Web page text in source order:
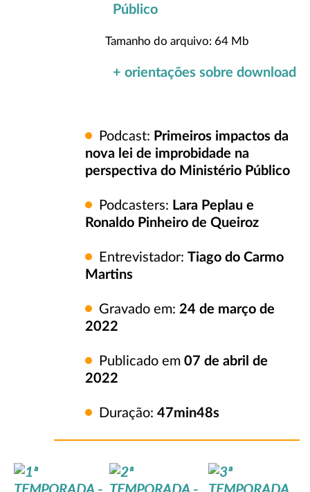
Público
Tamanho do arquivo: 64 Mb
+ orientações sobre download
Podcast: Primeiros impactos da
nova lei de improbidade na
perspectiva do Ministério Público
Podcasters: Lara Peplau e
Ronaldo Pinheiro de Queiroz
Entrevistador: Tiago do Carmo
Martins
Gravado em: 24 de março de
2022
Publicado em 07 de abril de
2022
Duração: 47min48s